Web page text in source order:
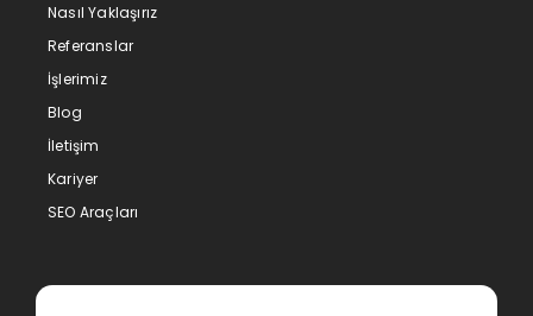
Nasıl Yaklaşırız
Referanslar
İşlerimiz
Blog
İletişim
Kariyer
SEO Araçları